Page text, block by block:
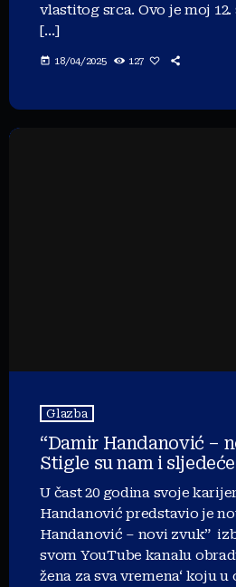
vlastitog srca. Ovo je moj
[…]
today 18/04/2025 127
Glazba
“Damir Handanović –
Stigle su nam i
U čast 20 godina svoje
Handanović predstavio je
Handanović – novi zvuk”
svom YouTube kanalu
žena za sva vremena‘ koju